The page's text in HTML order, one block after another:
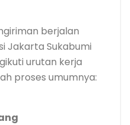
berjalan
Jakarta Sukabumi
urutan kerja
proses umumnya: